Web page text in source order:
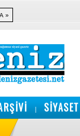
| SİYASET